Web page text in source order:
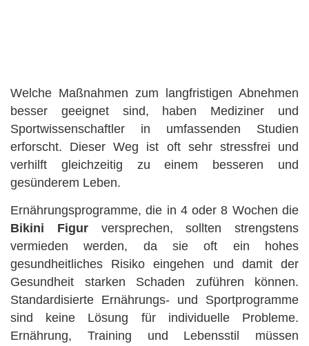
Welche Maßnahmen zum langfristigen Abnehmen
besser geeignet sind, haben Mediziner und
Sportwissenschaftler in umfassenden Studien
erforscht. Dieser Weg ist oft sehr stressfrei und
verhilft gleichzeitig zu einem besseren und
gesünderem Leben.
Ernährungsprogramme, die in 4 oder 8 Wochen die
Bikini Figurversprechen, sollten strengstens
vermieden werden, da sie oft ein hohes
gesundheitliches Risiko eingehen und damit der
Gesundheit starken Schaden zuführen können.
Standardisierte Ernährungs- und Sportprogramme
sind keine Lösung für individuelle Probleme.
Ernährung, Training und Lebensstil müssen